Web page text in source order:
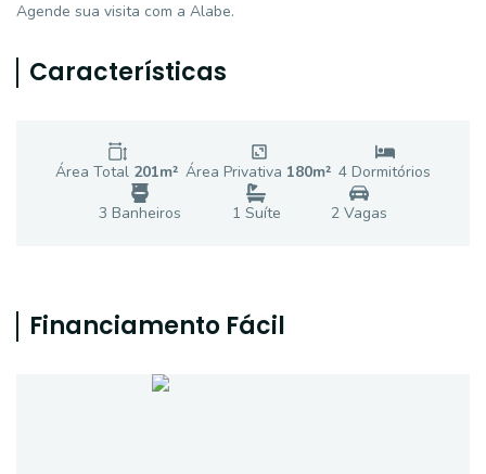
Agende sua visita com a Alabe.
Características
Área Total 201m² Área Privativa 180m² 4 Dormitórios
3 Banheiros 1 Suíte 2Vagas
Financiamento Fácil